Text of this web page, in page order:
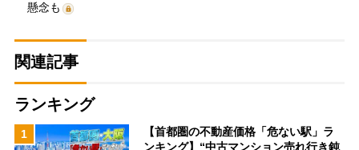
懸念も
関連記事
ランキング
1
【首都圏の不動産価格「危ない駅」ラ
ンキング】“中古マンション売れ行き鈍